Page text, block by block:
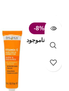
-8%
ناموجود